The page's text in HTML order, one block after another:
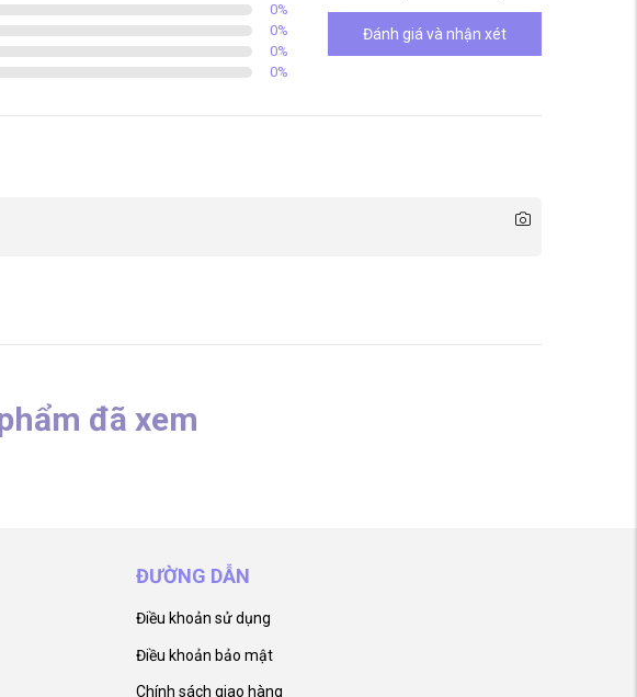
0%
0%
0%
0%
Đánh giá và nhận xét
đã xem
ĐƯỜNG DẪN
Điều khoản sử dụng
Điều khoản bảo mật
Chính sách giao hàng